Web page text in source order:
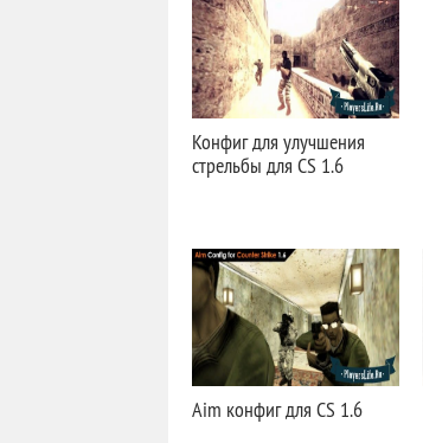
Конфиг для улучшения
стрельбы для CS 1.6
Aim конфиг для CS 1.6